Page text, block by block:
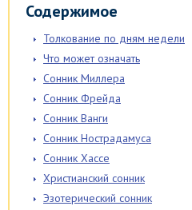
Содержимое
Толкование по дням недели
Что может означать
Сонник Миллера
Сонник Фрейда
Сонник Ванги
Сонник Нострадамуса
Сонник Хассе
Христианский сонник
Эзотерический сонник